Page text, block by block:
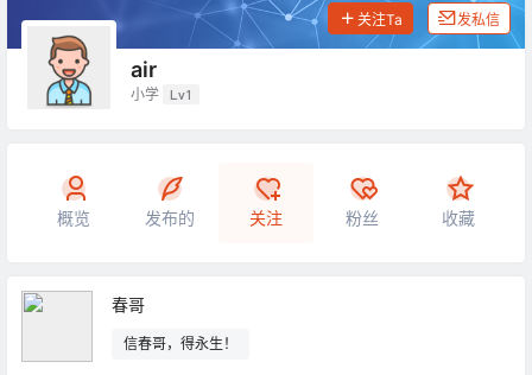
air
小学 Lv1
关注Ta 发私信
概览 发布的 关注 粉丝 收藏
春哥
信春哥，得永生！